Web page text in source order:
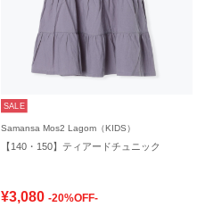
SALE
Samansa Mos2 Lagom（KIDS）
【140・150】ティアードチュニック
¥3,080 -20%OFF-